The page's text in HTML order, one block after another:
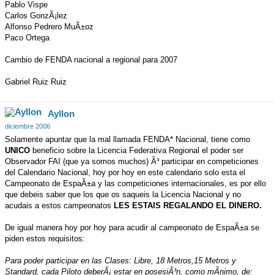
Pablo Vispe
Carlos GonzÃ¡lez
Alfonso Pedrero MuÃ±oz
Paco Ortega
Cambio de FENDA nacional a regional para 2007
Gabriel Ruiz Ruiz
Ayllon
diciembre 2006
Solamente apuntar que la mal llamada FENDA* Nacional, tiene como
UNICO beneficio sobre la Licencia Federativa Regional el poder ser
Observador FAI (que ya somos muchos) Ã³ participar en competiciones
del Calendario Nacional, hoy por hoy en este calendario solo esta el
Campeonato de EspaÃ±a y las competiciones internacionales, es por ello
que debeis saber que los que os saqueis la Licencia Nacional y no
acudais a estos campeonatos LES ESTAIS REGALANDO EL DINERO.
De igual manera hoy por hoy para acudir al campeonato de EspaÃ±a se
piden estos requisitos:
Para poder participar en las Clases: Libre, 18 Metros,15 Metros y
Standard, cada Piloto deberÃ¡ estar en posesiÃ³n, como mÃ­nimo, de: